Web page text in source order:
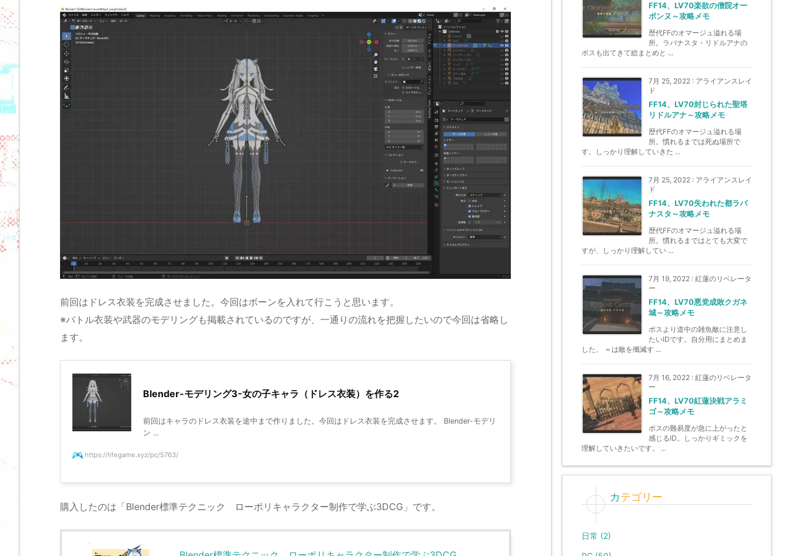
前回はドレス衣装を完成させました。今回はボーンを入れて行こうと思います。
※バトル衣装や武器のモデリングも掲載されているのですが、一通りの流れを把握したいので今回は省略し
ます。
Blender-モデリング3-女の子キャラ（ドレス衣装）を作る2
前回はキャラのドレス衣装を途中まで作りました。今回はドレス衣装を完成させます。 Blender-モデリ
ン ...
https://lifegame.xyz/pc/5763/
購入したのは「Blender標準テクニック ローポリキャラクター制作で学ぶ3DCG」です。
FF14、LV70楽欲の僧院オー
ボンヌ～攻略メモ
歴代FFのオマージュ溢れる場
所。ラバナスタ・リドルアナの
ボスも出てきて総まとめと ...
7月 25, 2022 : アライアンスレイ
ド
FF14、LV70封じられた聖塔
リドルアナ～攻略メモ
歴代FFのオマージュ溢れる場
所。慣れるまでは死ぬ場所で
す。しっかり理解していきた ...
7月 25, 2022 : アライアンスレイ
ド
FF14、LV70失われた都ラバ
ナスタ～攻略メモ
歴代FFのオマージュ溢れる場
所。慣れるまではとても大変で
すが、しっかり理解してい ...
7月 19, 2022 : 紅蓮のリベレータ
ー
FF14、LV70悪党成敗クガネ
城～攻略メモ
ボスより道中の雑魚敵に注意し
たいIDです。自分用にまとめま
した。 ＝は敵を殲滅す ...
7月 16, 2022 : 紅蓮のリベレータ
ー
FF14、LV70紅蓮決戦アラミ
ゴ～攻略メモ
ボスの難易度が急に上がったと
感じるID。しっかりギミックを
理解していきたいです。 ...
カテゴリー
日常 (2)